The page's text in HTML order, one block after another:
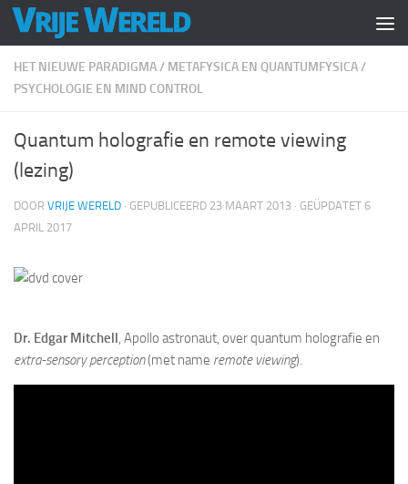
Doorgaan naar inhoud
HET NIEUWE PARADIGMA/ METAFYSICA EN QUANTUMFYSICA/
PSYCHOLOGIE EN MIND CONTROL
Quantum holografie en remote viewing
(lezing)
DOOR VRIJE WERELD · GEPUBLICEERD 23 MAART 2013 · GEÜPDATET 6
APRIL 2017
Dr. Edgar Mitchell, Apollo astronaut, over quantum holografie en
extra-sensory perception(met name remote viewing).